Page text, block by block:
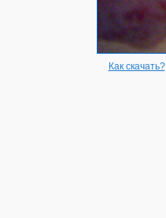
Как скачать?